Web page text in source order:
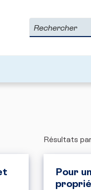
Rechercher
Résultats
Pour